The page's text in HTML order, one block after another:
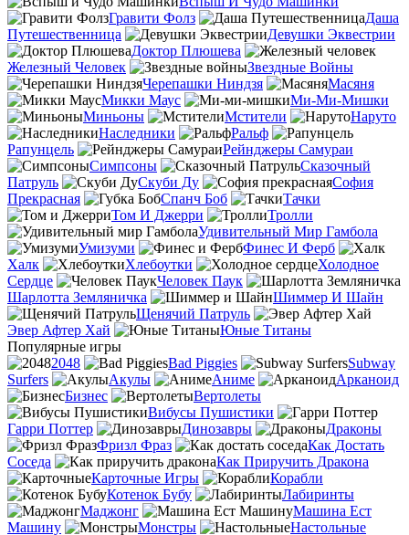
Гравити Фолз
Даша
Путешественница
Девушки Эквестрии
Доктор Плюшева
Железный Человек
Звездные Войны
Черепашки Ниндзя
Масяня
Микки Маус
Ми-Ми-Мишки
Миньоны
Мстители
Наруто
Наследники
Ральф
Рапунцель
Рейнджеры Самураи
Симпсоны
Сказочный
Патруль
Скуби Ду
София
Прекрасная
Спанч Боб
Тачки
Том И Джерри
Тролли
Удивительный Мир Гамбола
Умизуми
Финес И Ферб
Халк
Хлебоутки
Холодное
Сердце
Человек Паук
Шарлотта Земляничка
Шиммер И Шайн
Щенячий Патруль
Эвер Афтер Хай
Юные Титаны
Популярные игры
2048
Bad Piggies
Subway
Surfers
Акулы Аниме
Арканоид
Бизнес
Вертолеты
Вибусы Пушистики
Гарри Поттер
Динозавры
Драконы
Фризл Фраз
Как Достать
Соседа
Как Приручить Дракона
Карточные Игры
Корабли
Котенок Бубу
Лабиринты
Маджонг
Машина Ест
Машину
Монстры
Настольные